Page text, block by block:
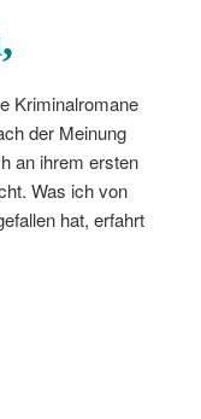
Kriminalromane
der Meinung
an ihrem ersten
Was ich von
hat, erfahrt